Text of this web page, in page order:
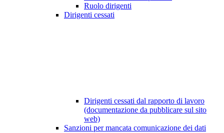
Ruolo dirigenti
Dirigenti cessati
Dirigenti cessati dal rapporto di lavoro
(documentazione da pubblicare sul sito
web)
Sanzioni per mancata comunicazione dei dati